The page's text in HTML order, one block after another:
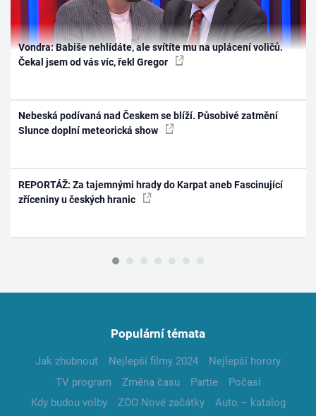
Vondra: Babiše nehlídáte, ale svítíte mu na uplácení voličů.
Čekal jsem od vás víc, řekl Gregor
Nebeská podívaná nad Českem se blíží. Působivé zatmění
Slunce doplní meteorická show
REPORTÁŽ: Za tajemnými hrady do Karpat aneb Fascinující
zříceniny u českých hranic
Populární témata
Jak zhubnout Nejlepší filmy 2024
Nejlepší horory
TV program
Změna času Partie
Počasí
Kdy budou volby
ZOO Nové začátky
Auto – katalog